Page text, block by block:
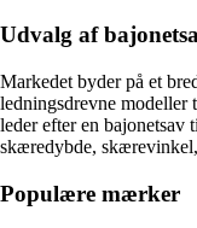
Udvalg af
Markedet byder på et
ledningsdrevne modeller
leder efter en bajonetsav
skæredybde,
Populære mærker